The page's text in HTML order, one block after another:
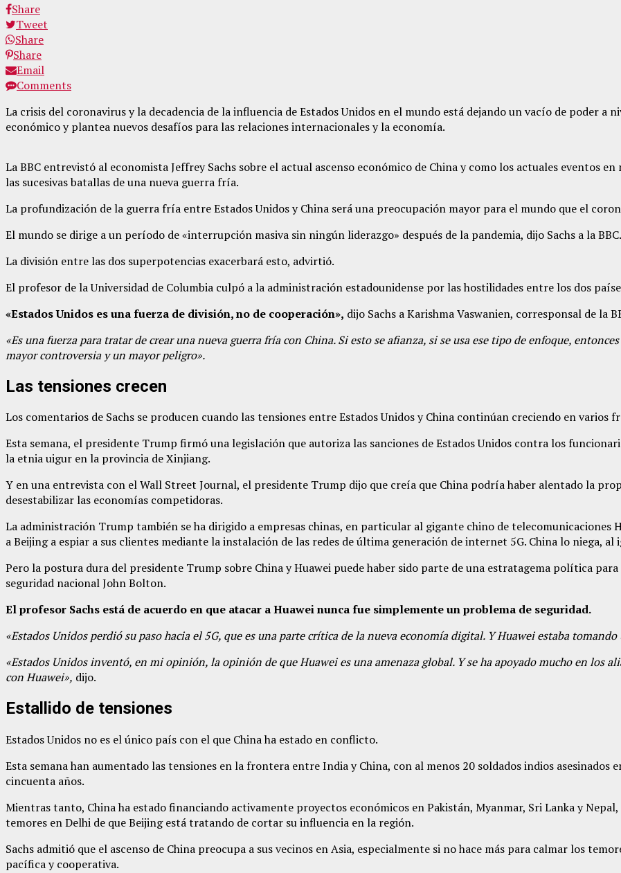
Share
Tweet
Share
Share
Email
Comments
La crisis del coronavirus y la decadencia de la influencia de Estados Unidos en el mundo está dejando un vacío de poder a
económico y plantea nuevos desafíos para las relaciones internacionales y la economía.
La BBC entrevistó al economista Jeffrey Sachs sobre el actual ascenso económico de China y como los actuales eventos
las sucesivas batallas de una nueva guerra fría.
La profundización de la guerra fría entre Estados Unidos y China será una preocupación mayor para el mundo que el
El mundo se dirige a un período de «interrupción masiva sin ningún liderazgo» después de la pandemia, dijo Sachs a la BBC.
La división entre las dos superpotencias exacerbará esto, advirtió.
El profesor de la Universidad de Columbia culpó a la administración estadounidense por las hostilidades entre los dos
«Estados Unidos es una fuerza de división, no de cooperación», dijo Sachs a Karishma Vaswanien, corresponsal de la
«Es una fuerza para tratar de crear una nueva guerra fría con China. Si esto se afianza, si se usa ese tipo de enfoque,
mayor controversia y un mayor peligro».
Las tensiones crecen
Los comentarios de Sachs se producen cuando las tensiones entre Estados Unidos y China continúan creciendo en varios
Esta semana, el presidente Trump firmó una legislación que autoriza las sanciones de Estados Unidos contra los
la etnia uigur en la provincia de Xinjiang.
Y en una entrevista con el Wall Street Journal, el presidente Trump dijo que creía que China podría haber alentado la
desestabilizar las economías competidoras.
La administración Trump también se ha dirigido a empresas chinas, en particular al gigante chino de telecomunicaciones
a Beijing a espiar a sus clientes mediante la instalación de las redes de última generación de internet 5G. China lo niega, al
Pero la postura dura del presidente Trump sobre China y Huawei puede haber sido parte de una estratagema política
seguridad nacional John Bolton.
El profesor Sachs está de acuerdo en que atacar a Huawei nunca fue simplemente un problema de seguridad.
«Estados Unidos perdió su paso hacia el 5G, que es una parte crítica de la nueva economía digital. Y Huawei estaba
«Estados Unidos inventó, en mi opinión, la opinión de que Huawei es una amenaza global. Y se ha apoyado mucho en los
con Huawei», dijo.
Estallido de tensiones
Estados Unidos no es el único país con el que China ha estado en conflicto.
Esta semana han aumentado las tensiones en la frontera entre India y China, con al menos 20 soldados indios asesinados
cincuenta años.
Mientras tanto, China ha estado financiando activamente proyectos económicos en Pakistán, Myanmar, Sri Lanka y
temores en Delhi de que Beijing está tratando de cortar su influencia en la región.
Sachs admitió que el ascenso de China preocupa a sus vecinos en Asia, especialmente si no hace más para calmar los
pacífica y cooperativa.